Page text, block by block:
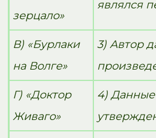
зерцало»
являлся
В) «Бурлаки
на Волге»
3) Автор
Г) «Доктор
Живаго»
4)